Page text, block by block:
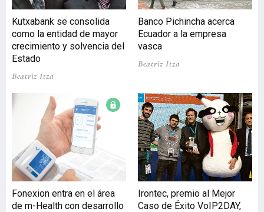
Kutxabank se consolida
como la entidad de mayor
crecimiento y solvencia del
Estado
Beatriz Itza
Banco Pichincha acerca
Ecuador a la empresa
vasca
Beatriz Itza
Fonexion entra en el área
de m-Health con desarrollo
Irontec, premio al Mejor
Caso de Éxito VoIP2DAY,